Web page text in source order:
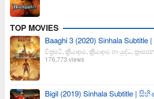
TOP MOVIES
Baaghi 3 (2020) Sinhala Subtitle
චිත්‍රපටි ක්‍රියාදාම ක්‍රියාදාම හා යුද්ධ
176,773 views
Bigil (2019) Sinhala Subtitle |